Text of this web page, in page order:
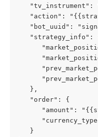
"tv_instrument":
"action":
"bot_uuid":
"strategy_info":
   },
   "order": {
"amount":
   }